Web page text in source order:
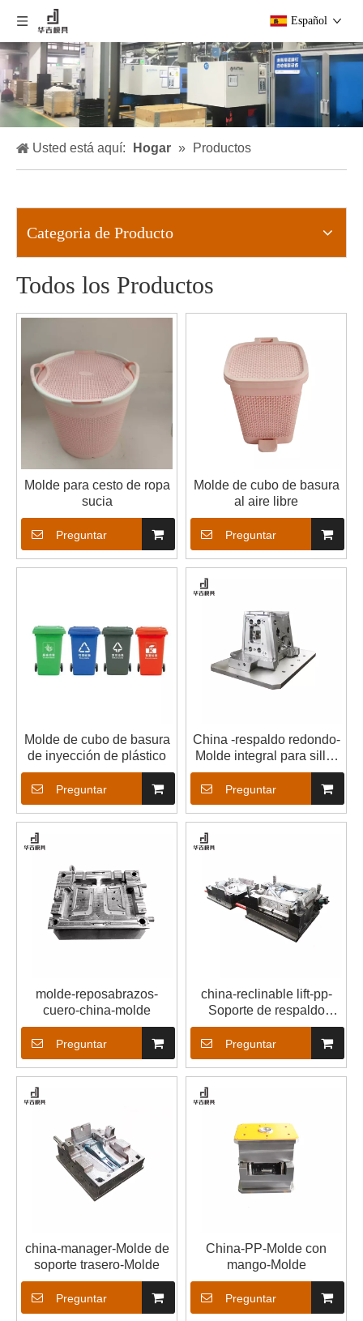
Español
Usted está aquí: Hogar » Productos
Categoria de Producto
Todos los Productos
Molde para cesto de ropa
sucia
Preguntar
Molde de cubo de basura
al aire libre
Preguntar
Molde de cubo de basura
de inyección de plástico
Preguntar
China -respaldo redondo-
Molde integral para silla-
Molde para silla- Molde
Preguntar
molde-reposabrazos-
cuero-china-molde
Preguntar
china-reclinable lift-pp-
Soporte de respaldo
Molud-Molud
Preguntar
china-manager-Molde de
soporte trasero-Molde
Preguntar
China-PP-Molde con
mango-Molde
Preguntar